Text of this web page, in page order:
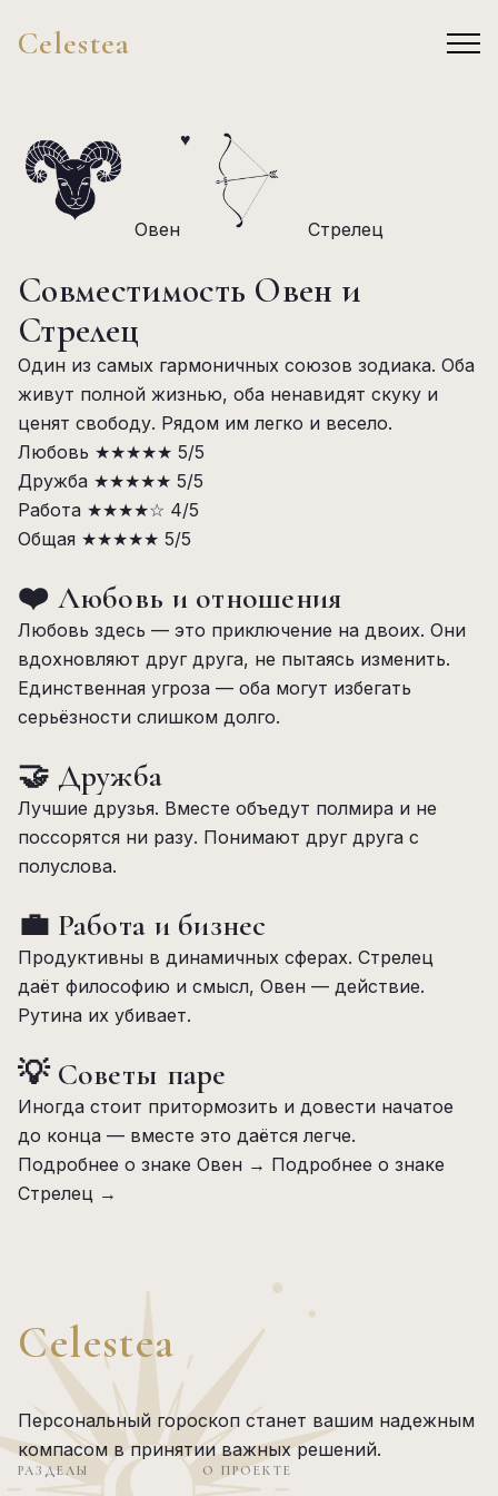
Celestea
Овен
♥
Стрелец
Совместимость Овен и
Стрелец
Один из самых гармоничных союзов зодиака. Оба
живут полной жизнью, оба ненавидят скуку и
ценят свободу. Рядом им легко и весело.
Любовь ★★★★★ 5/5
Дружба ★★★★★ 5/5
Работа ★★★★☆ 4/5
Общая ★★★★★ 5/5
❤️ Любовь и отношения
Любовь здесь — это приключение на двоих. Они
вдохновляют друг друга, не пытаясь изменить.
Единственная угроза — оба могут избегать
серьёзности слишком долго.
🤝 Дружба
Лучшие друзья. Вместе объедут полмира и не
поссорятся ни разу. Понимают друг друга с
полуслова.
💼 Работа и бизнес
Продуктивны в динамичных сферах. Стрелец
даёт философию и смысл, Овен — действие.
Рутина их убивает.
💡 Советы паре
Иногда стоит притормозить и довести начатое
до конца — вместе это даётся легче.
Подробнее о знаке Овен → Подробнее о знаке
Стрелец →
Celestea
Персональный гороскоп станет вашим надежным
компасом в принятии важных решений.
РАЗДЕЛЫ О ПРОЕКТЕ